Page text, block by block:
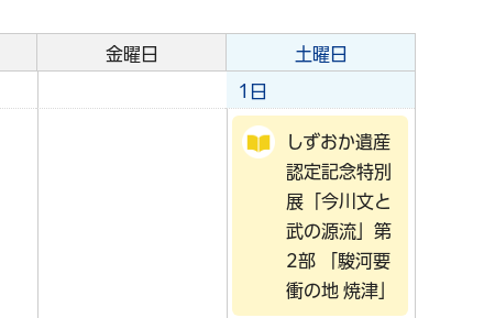
金曜日 土曜日
1日
しずおか遺産
認定記念特別
展「今川文と
武の源流」第
2部 「駿河要
衝の地 焼津」